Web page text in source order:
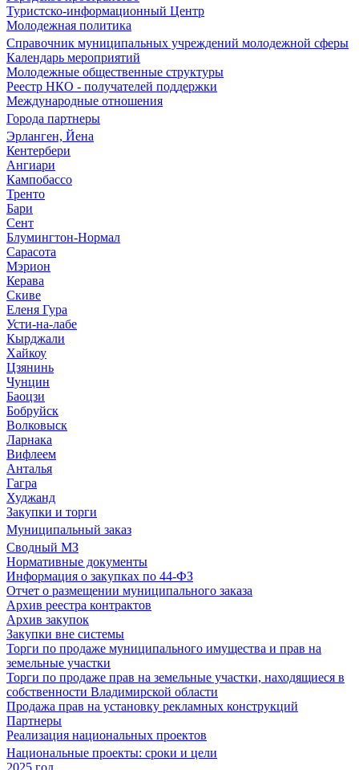
Туристско-информационный Центр
Молодежная политика
Справочник муниципальных учреждений молодежной сферы
Календарь мероприятий
Молодежные общественные структуры
Реестр НКО - получателей поддержки
Международные отношения
Города партнеры
Эрланген, Йена
Кентербери
Ангиари
Кампобассо
Тренто
Бари
Сент
Блумингтон-Нормал
Сарасота
Мэрион
Керава
Скиве
Еленя Гура
Усти-на-лабе
Кырджали
Хайкоу
Цзянинь
Чунцин
Баоцзи
Бобруйск
Волковыск
Ларнака
Вифлеем
Анталья
Гагра
Худжанд
Закупки и торги
Муниципальный заказ
Сводный МЗ
Нормативные документы
Информация о закупках по 44-ФЗ
Отчет о размещении муниципального заказа
Архив реестра контрактов
Архив закупок
Закупки вне системы
Торги по продаже муниципального имущества и прав на
земельные участки
Торги по продаже прав на земельные участки, находящиеся в
собственности Владимирской области
Продажа прав на установку рекламных конструкций
Партнеры
Реализация национальных проектов
Национальные проекты: сроки и цели
2025 год